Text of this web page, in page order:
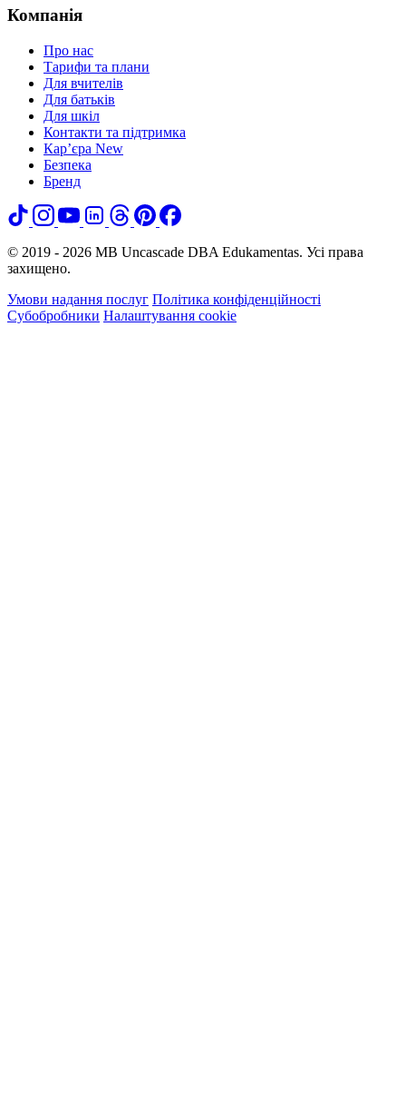
Компанія
Про нас
Тарифи та плани
Для вчителів
Для батьків
Для шкіл
Контакти та підтримка
Кар’єра New
Безпека
Бренд
© 2019 - 2026 MB Uncascade DBA Edukamentas. Усі права
захищено.
Умови надання послуг Політика конфіденційності
Субобробники Налаштування cookie